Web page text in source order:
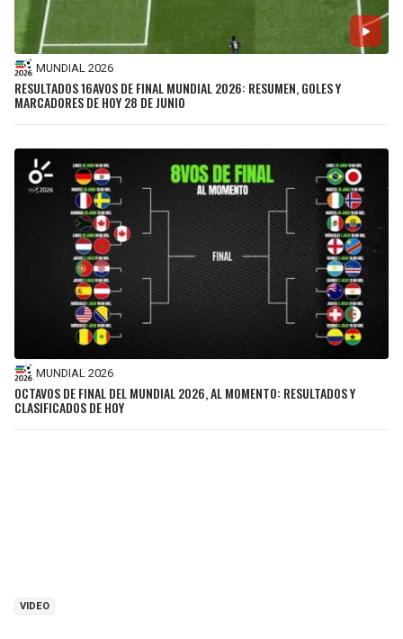
MUNDIAL 2026
RESULTADOS 16AVOS DE FINAL MUNDIAL 2026: RESUMEN, GOLES Y
MARCADORES DE HOY 28 DE JUNIO
MUNDIAL 2026
OCTAVOS DE FINAL DEL MUNDIAL 2026, AL MOMENTO: RESULTADOS Y
CLASIFICADOS DE HOY
VIDEO